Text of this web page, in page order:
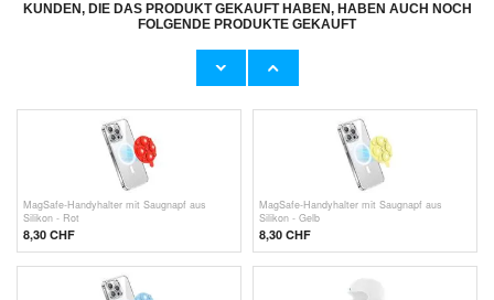
KUNDEN, DIE DAS PRODUKT GEKAUFT HABEN, HABEN AUCH NOCH
FOLGENDE PRODUKTE GEKAUFT
MagSafe-Handyhalter mit Saugnapf aus
MagSafe-Handyhalter mit Saugnapf aus
MagSafe-Handyhalter mit Saugnapf aus
Silikon - Rot
8,30 CHF
MagSafe-Handyhalter mit Saugnapf aus
Silikon - Gelb
8,30 CHF